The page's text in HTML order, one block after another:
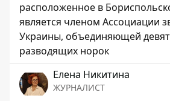
расположенное в
является членом Ассоциации
Украины, объединяющей
разводящих норок
Елена Никитина
ЖУРНАЛИСТ